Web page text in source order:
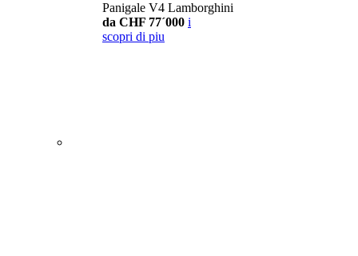
Panigale V4 Lamborghini
da CHF 77´000 i
scopri di piu